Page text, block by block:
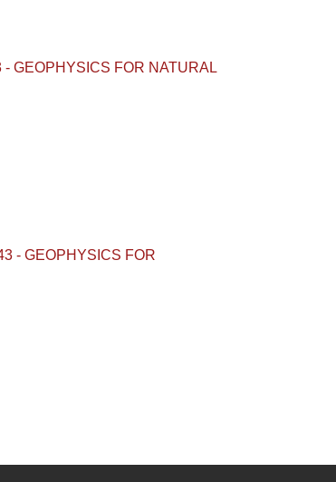
GEOPHYSICS FOR NATURAL
- GEOPHYSICS FOR